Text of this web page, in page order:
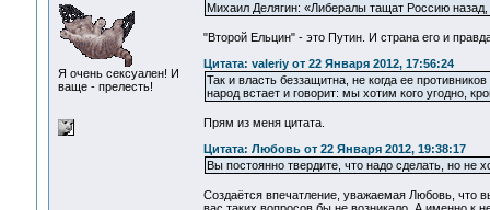
Я очень сексуален! И
ваще - прелесть!
Михаил Делягин: «Либералы тащат Россию
"Второй Ельцин" - это Путин. И страна его и
Цитата: valeriy от 22 Января 2012, 17:56:24
Так и власть беззащитна, не когда ее
народ встает и говорит: мы хотим кого угодно,
Прям из меня цитата.
Цитата: Любовь от 22 Января 2012, 19:38:17
Вы постоянно твердите, что надо сделать, но не
Создаётся впечатление, уважаемая Любовь, что